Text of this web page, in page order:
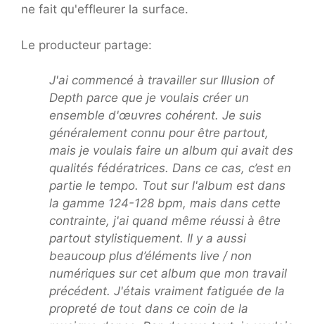
ne fait qu'effleurer la surface.
Le producteur partage:
J'ai commencé à travailler sur Illusion of
Depth parce que je voulais créer un
ensemble d'œuvres cohérent. Je suis
généralement connu pour être partout,
mais je voulais faire un album qui avait des
qualités fédératrices. Dans ce cas, c’est en
partie le tempo. Tout sur l'album est dans
la gamme 124-128 bpm, mais dans cette
contrainte, j'ai quand même réussi à être
partout stylistiquement. Il y a aussi
beaucoup plus d’éléments live / non
numériques sur cet album que mon travail
précédent. J'étais vraiment fatiguée de la
propreté de tout dans ce coin de la